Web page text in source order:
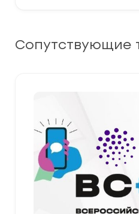
Сопутствующие